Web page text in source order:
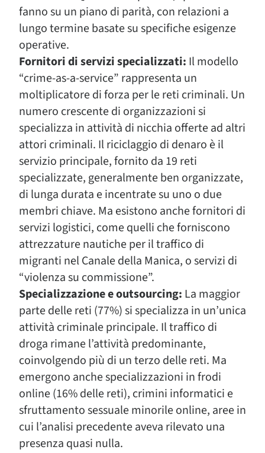
fanno su un piano di parità, con relazioni a
lungo termine basate su specifiche esigenze
operative.
Fornitori di servizi specializzati: Il modello
“crime-as-a-service” rappresenta un
moltiplicatore di forza per le reti criminali. Un
numero crescente di organizzazioni si
specializza in attività di nicchia offerte ad altri
attori criminali. Il riciclaggio di denaro è il
servizio principale, fornito da 19 reti
specializzate, generalmente ben organizzate,
di lunga durata e incentrate su uno o due
membri chiave. Ma esistono anche fornitori di
servizi logistici, come quelli che forniscono
attrezzature nautiche per il traffico di
migranti nel Canale della Manica, o servizi di
“violenza su commissione”.
Specializzazione e outsourcing: La maggior
parte delle reti (77%) si specializza in un’unica
attività criminale principale. Il traffico di
droga rimane l’attività predominante,
coinvolgendo più di un terzo delle reti. Ma
emergono anche specializzazioni in frodi
online (16% delle reti), crimini informatici e
sfruttamento sessuale minorile online, aree in
cui l’analisi precedente aveva rilevato una
presenza quasi nulla.